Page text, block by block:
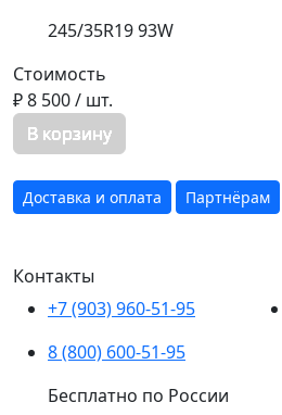
245/35R19 93W
Стоимость
₽ 8 500/ шт.
В корзину
Доставка и оплата Партнёрам
Контакты
+7 (903) 960-51-95
8 (800) 600-51-95
Бесплатно по России